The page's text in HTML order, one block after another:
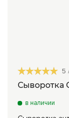
5
Сыворотка
в наличии